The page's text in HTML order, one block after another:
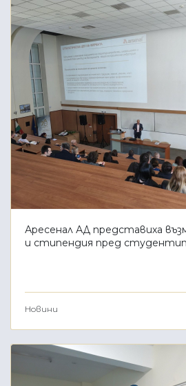
Аресенал АД представиха
и стипендия пред
Новини